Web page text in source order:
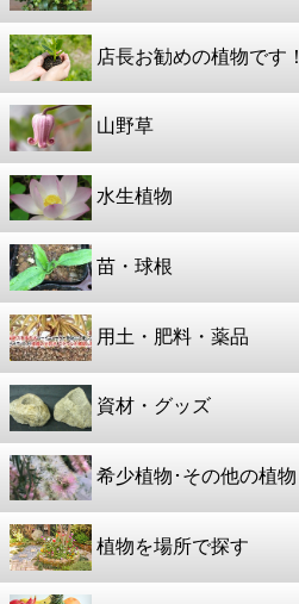
店長お勧めの植物です！
山野草
水生植物
苗・球根
用土・肥料・薬品
資材・グッズ
希少植物･その他の植物
植物を場所で探す